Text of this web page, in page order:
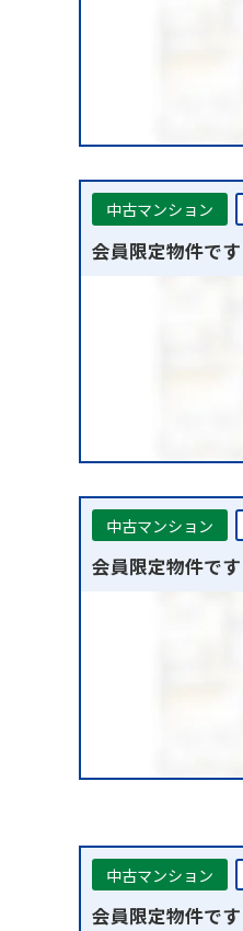
中古マンション
会員限定物件です
中古マンション
会員限定物件です
中古マンション
会員限定物件です